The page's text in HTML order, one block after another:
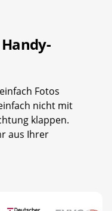
Fotos
nicht mit
klappen.
aus Ihrer